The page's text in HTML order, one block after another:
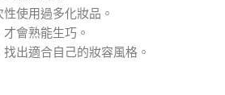
使用過多化妝品。
會熟能生巧。
出適合自己的妝容風格。